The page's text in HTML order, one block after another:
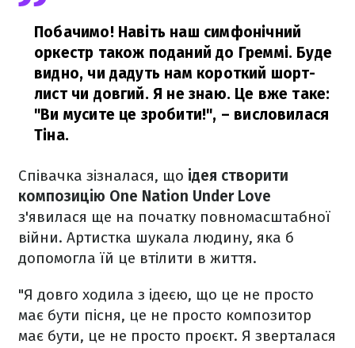
Побачимо! Навіть наш симфонічний
оркестр також поданий до Греммі. Буде
видно, чи дадуть нам короткий шорт-
лист чи довгий. Я не знаю. Це вже таке:
"Ви мусите це зробити!", – висловилася
Тіна.
Співачка зізналася, що ідея створити
композицію One Nation Under Love
з'явилася ще на початку повномасштабної
війни. Артистка шукала людину, яка б
допомогла їй це втілити в життя.
"Я довго ходила з ідеєю, що це не просто
має бути пісня, це не просто композитор
має бути, це не просто проєкт. Я зверталася